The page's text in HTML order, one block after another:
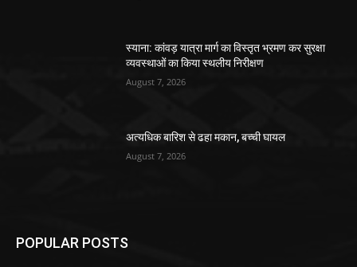
स्याना: कांवड़ यात्रा मार्ग का विस्तृत भ्रमण कर सुरक्षा
व्यवस्थाओं का किया स्थलीय निरीक्षण
August 7, 2026
अत्यधिक बारिश से ढहा मकान, बच्ची घायल
August 7, 2026
POPULAR POSTS